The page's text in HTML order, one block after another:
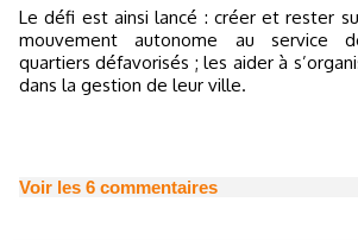
Le défi est ainsi lancé : créer et rester
mouvement autonome au service
quartiers défavorisés ; les aider à
dans la gestion de leur ville.
Voir les 6 commentaires